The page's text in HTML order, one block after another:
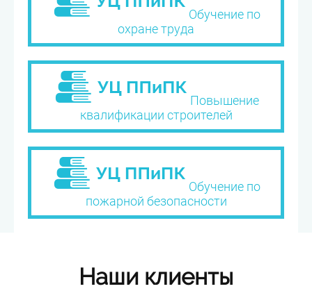
Обучение по
охране труда
Повышение
квалификации строителей
Обучение по
пожарной безопасности
Наши клиенты